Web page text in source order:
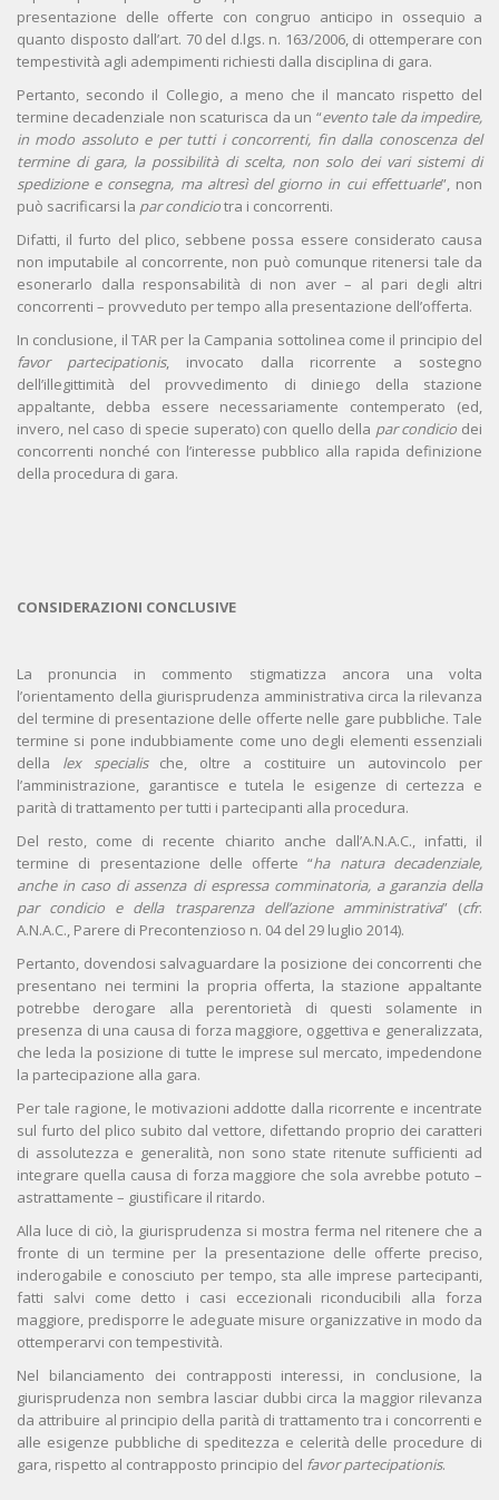
presentazione delle offerte con congruo anticipo in ossequio a
quanto disposto dall’art. 70 del d.lgs. n. 163/2006, di ottemperare con
tempestività agli adempimenti richiesti dalla disciplina di gara.
Pertanto, secondo il Collegio, a meno che il mancato rispetto del
termine decadenziale non scaturisca da un “evento tale da impedire,
in modo assoluto e per tutti i concorrenti, fin dalla conoscenza del
termine di gara, la possibilità di scelta, non solo dei vari sistemi di
spedizione e consegna, ma altresì del giorno in cui effettuarle”, non
può sacrificarsi la par condiciotra i concorrenti.
Difatti, il furto del plico, sebbene possa essere considerato causa
non imputabile al concorrente, non può comunque ritenersi tale da
esonerarlo dalla responsabilità di non aver – al pari degli altri
concorrenti – provveduto per tempo alla presentazione dell’offerta.
In conclusione, il TAR per la Campania sottolinea come il principio del
favor partecipationis, invocato dalla ricorrente a sostegno
dell’illegittimità del provvedimento di diniego della stazione
appaltante, debba essere necessariamente contemperato (ed,
invero, nel caso di specie superato) con quello della par condicio dei
concorrenti nonché con l’interesse pubblico alla rapida definizione
della procedura di gara.
CONSIDERAZIONI CONCLUSIVE
La pronuncia in commento stigmatizza ancora una volta
l’orientamento della giurisprudenza amministrativa circa la rilevanza
del termine di presentazione delle offerte nelle gare pubbliche. Tale
termine si pone indubbiamente come uno degli elementi essenziali
della lex specialische, oltre a costituire un autovincolo per
l’amministrazione, garantisce e tutela le esigenze di certezza e
parità di trattamento per tutti i partecipanti alla procedura.
Del resto, come di recente chiarito anche dall’A.N.A.C., infatti, il
termine di presentazione delle offerte “ha natura decadenziale,
anche in caso di assenza di espressa comminatoria, a garanzia della
par condicio e della trasparenza dell’azione amministrativa” (cfr.
A.N.A.C., Parere di Precontenzioso n. 04 del 29 luglio 2014).
Pertanto, dovendosi salvaguardare la posizione dei concorrenti che
presentano nei termini la propria offerta, la stazione appaltante
potrebbe derogare alla perentorietà di questi solamente in
presenza di una causa di forza maggiore, oggettiva e generalizzata,
che leda la posizione di tutte le imprese sul mercato, impedendone
la partecipazione alla gara.
Per tale ragione, le motivazioni addotte dalla ricorrente e incentrate
sul furto del plico subito dal vettore, difettando proprio dei caratteri
di assolutezza e generalità, non sono state ritenute sufficienti ad
integrare quella causa di forza maggiore che sola avrebbe potuto –
astrattamente – giustificare il ritardo.
Alla luce di ciò, la giurisprudenza si mostra ferma nel ritenere che a
fronte di un termine per la presentazione delle offerte preciso,
inderogabile e conosciuto per tempo, sta alle imprese partecipanti,
fatti salvi come detto i casi eccezionali riconducibili alla forza
maggiore, predisporre le adeguate misure organizzative in modo da
ottemperarvi con tempestività.
Nel bilanciamento dei contrapposti interessi, in conclusione, la
giurisprudenza non sembra lasciar dubbi circa la maggior rilevanza
da attribuire al principio della parità di trattamento tra i concorrenti e
alle esigenze pubbliche di speditezza e celerità delle procedure di
gara, rispetto al contrapposto principio del favor partecipationis.